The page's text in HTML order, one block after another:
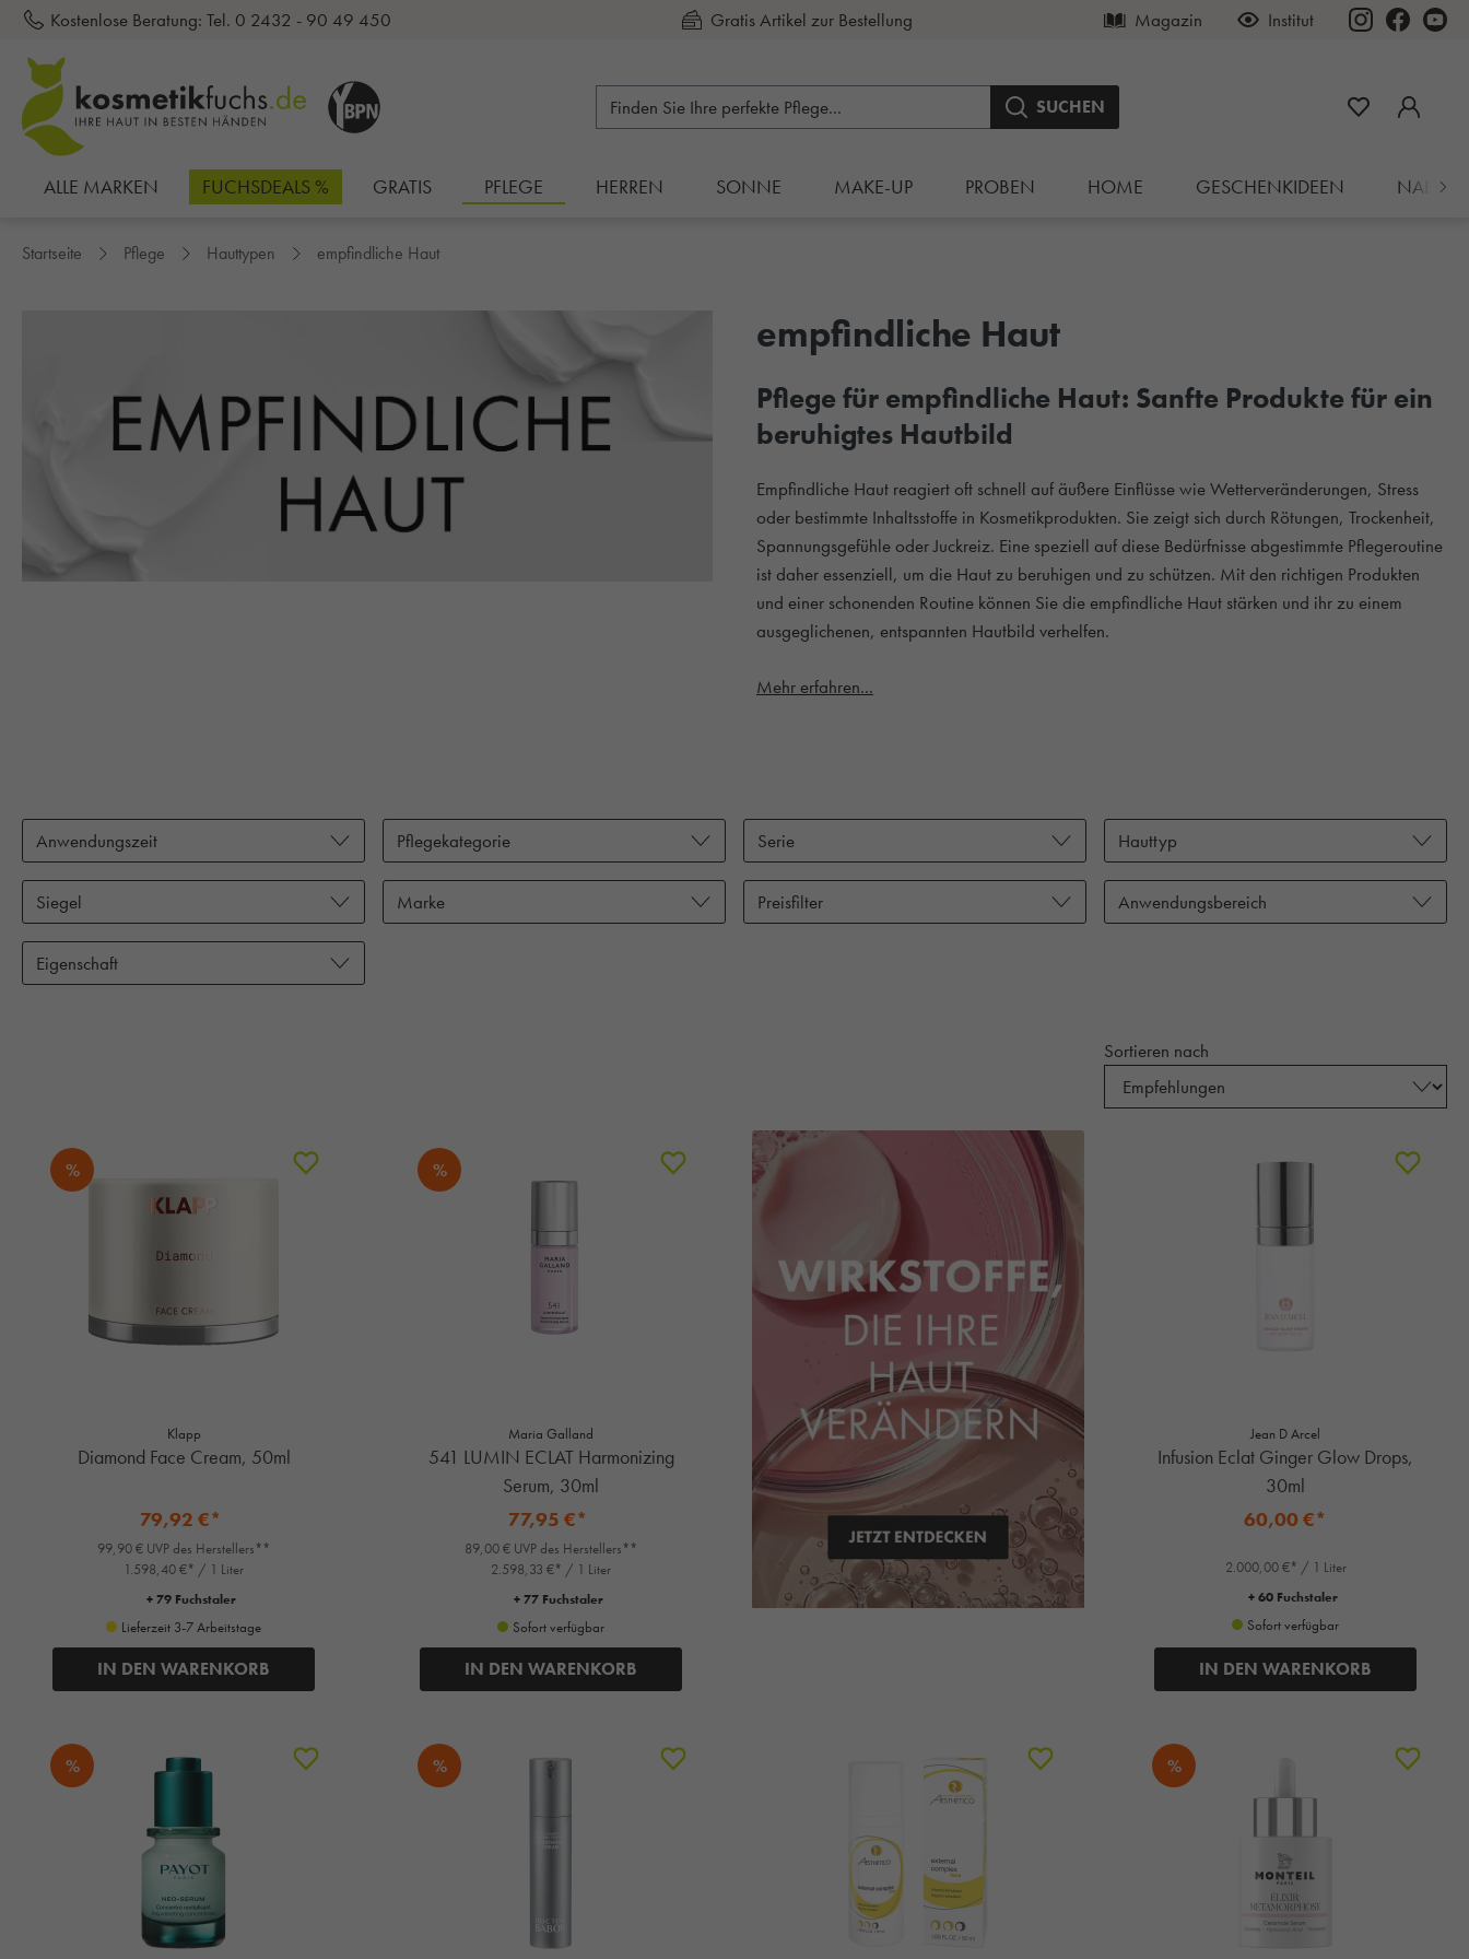
springen
Kostenlose Beratung: Tel. 0 2432 - 90 49 450 Kauf auf Rechnung Magazin Institut
SUCHEN
ALLE MARKEN FUCHSDEALS % GRATIS PFLEGE HERREN SONNE MAKE-UP PROBEN HOME GESCHENKIDEEN
Startseite Pflege Hauttypen empfindliche Haut
empfindliche Haut
Pflege für empfindliche Haut: Sanfte Produkte für ein
beruhigtes Hautbild
Empfindliche Haut reagiert oft schnell auf äußere Einflüsse wie Wetterveränderungen, Stress
oder bestimmte Inhaltsstoffe in Kosmetikprodukten. Sie zeigt sich durch Rötungen, Trockenheit,
Spannungsgefühle oder Juckreiz. Eine speziell auf diese Bedürfnisse abgestimmte Pflegeroutine
ist daher essenziell, um die Haut zu beruhigen und zu schützen. Mit den richtigen Produkten
und einer schonenden Routine können Sie die empfindliche Haut stärken und ihr zu einem
ausgeglichenen, entspannten Hautbild verhelfen.
Mehr erfahren...
Anwendungszeit Pflegekategorie Serie Hauttyp
Siegel Marke Preisfilter Anwendungsbereich
Eigenschaft
Sortieren nach
%
Klapp
Diamond Face Cream, 50ml
79,92 €*
99,90 € UVP des Herstellers**
1.598,40 €* / 1 Liter
+ 79 Fuchstaler
Lieferzeit 3-7 Arbeitstage
IN DEN WARENKORB
%
Maria Galland
541 LUMIN ECLAT Harmonizing
Serum, 30ml
77,95 €*
89,00 € UVP des Herstellers**
2.598,33 €* / 1 Liter
+ 77 Fuchstaler
Sofort verfügbar
IN DEN WARENKORB
Jean D Arcel
Infusion Eclat Ginger Glow Drops,
30ml
60,00 €*
2.000,00 €* / 1 Liter
+ 60 Fuchstaler
Sofort verfügbar
IN DEN WARENKORB
% % %